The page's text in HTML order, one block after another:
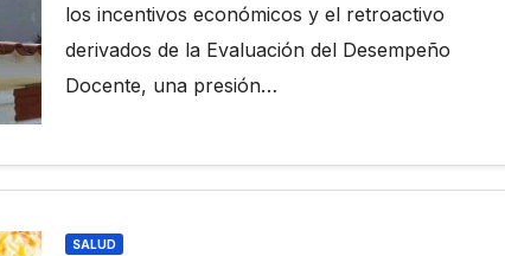
los incentivos económicos y el retroactivo
derivados de la Evaluación del Desempeño
Docente, una presión…
SALUD